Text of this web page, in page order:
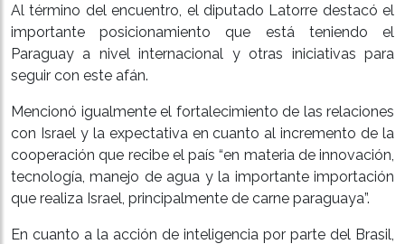
Al término del encuentro, el diputado Latorre destacó el
importante posicionamiento que está teniendo el
Paraguay a nivel internacional y otras iniciativas para
seguir con este afán.
Mencionó igualmente el fortalecimiento de las relaciones
con Israel y la expectativa en cuanto al incremento de la
cooperación que recibe el país “en materia de innovación,
tecnología, manejo de agua y la importante importación
que realiza Israel, principalmente de carne paraguaya”.
En cuanto a la acción de inteligencia por parte del Brasil,